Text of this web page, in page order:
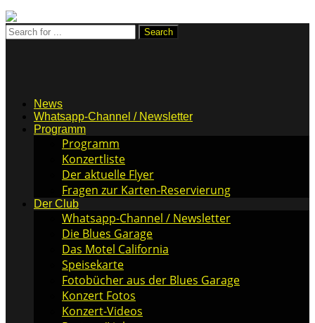
News
Whatsapp-Channel / Newsletter
Programm
Programm
Konzertliste
Der aktuelle Flyer
Fragen zur Karten-Reservierung
Der Club
Whatsapp-Channel / Newsletter
Die Blues Garage
Das Motel California
Speisekarte
Fotobücher aus der Blues Garage
Konzert Fotos
Konzert-Videos